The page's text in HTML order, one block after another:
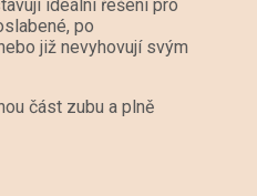
ideální řešení pro
po
již nevyhovují svým
část zubu a plně